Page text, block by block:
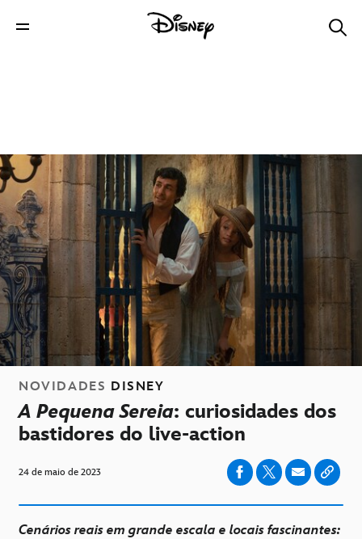
NOVIDADES DISNEY
A Pequena Sereia: curiosidades dos
bastidores do live-action
24 de maio de 2023
Cenários reais em grande escala e locais fascinantes: